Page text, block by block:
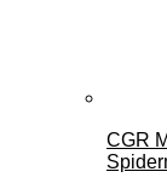
CGR